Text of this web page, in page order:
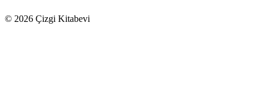
© 2026 Çizgi Kitabevi